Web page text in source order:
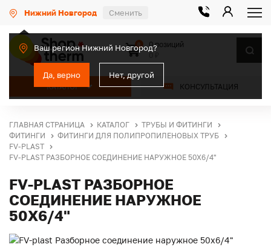
Нижний Новгород Сменить
Ваш регион Нижний Новгород?
Да, верно Нет, другой
КАТАЛОГ КОНСУЛЬТАЦИЯ
0
0 позиций
ГЛАВНАЯ СТРАНИЦА КАТАЛОГ
ТРУБЫ И ФИТИНГИ
ФИТИНГИ
ФИТИНГИ ДЛЯ ПОЛИПРОПИЛЕНОВЫХ ТРУБ
FV-PLAST
FV-PLAST РАЗБОРНОЕ СОЕДИНЕНИЕ НАРУЖНОЕ 50Х6/4"
FV-PLAST РАЗБОРНОЕ
СОЕДИНЕНИЕ НАРУЖНОЕ
50Х6/4"